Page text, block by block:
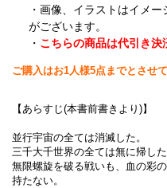
・画像、イラストはイメ
がございます。
・ こちらの商品は代引き決
ご購入はお1人様5点までとさせて
【あらすじ(本書前書きより)】
並行宇宙の全ては消滅した。
三千大千世界の全ては無に帰した
無限螺旋を破る戦いも、血の彩
持たない。